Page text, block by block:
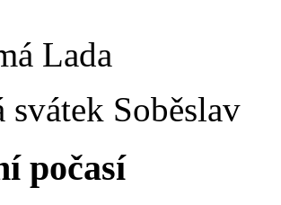
Lada
svátek Soběslav
počasí